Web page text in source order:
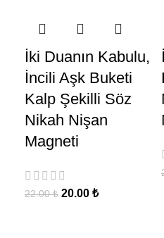
İki Duanın Kabulu,
İncili Aşk Buketi
Kalp Şekilli Söz
Nikah Nişan
Magneti
22.00₺ 20.00 ₺